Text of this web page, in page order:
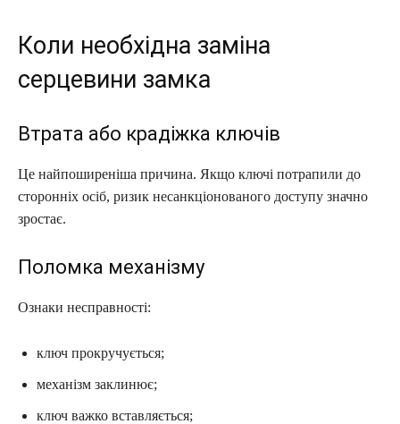
Коли необхідна заміна
серцевини замка
Втрата або крадіжка ключів
Це найпоширеніша причина. Якщо ключі потрапили до
сторонніх осіб, ризик несанкціонованого доступу значно
зростає.
Поломка механізму
Ознаки несправності:
ключ прокручується;
механізм заклинює;
ключ важко вставляється;